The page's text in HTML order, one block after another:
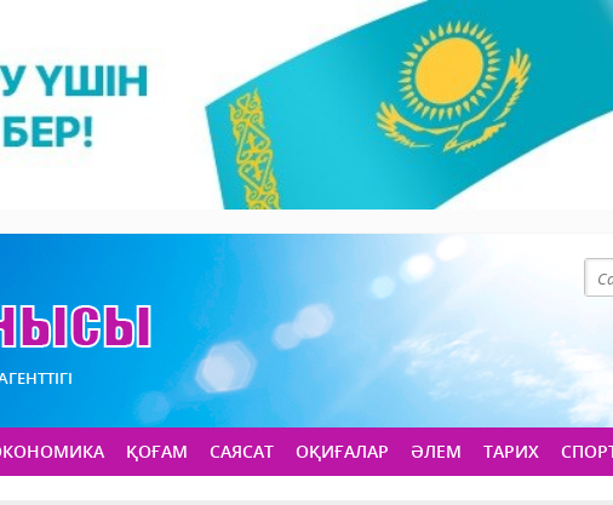
ҚОҒАМ САЯСАТ ОҚИҒАЛАР ӘЛЕМ ТАРИХ